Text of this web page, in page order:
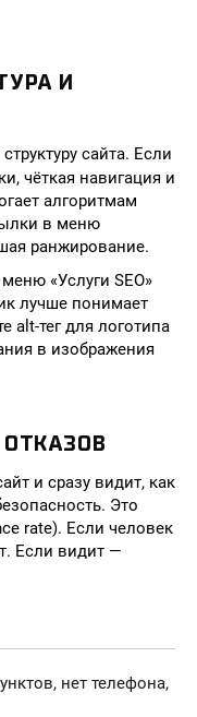
И
сайта. Если
чёткая навигация и
алгоритмам
в меню
ранжирование.
«Услуги SEO»
лучше понимает
alt-тег для логотипа
в изображения
и сразу видит, как
Это
rate). Если человек
Если видит —
нет телефона,